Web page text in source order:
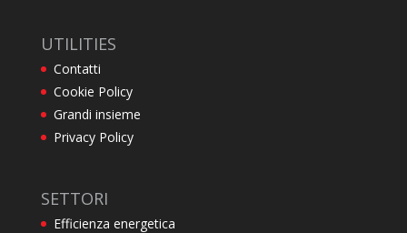
UTILITIES
Contatti
Cookie Policy
Grandi insieme
Privacy Policy
SETTORI
Efficienza energetica